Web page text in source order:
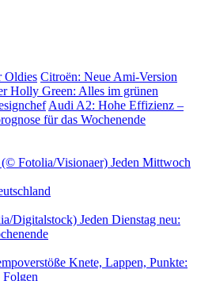
Oldies Citroën: Neue Ami-Version
Holly Green: Alles im grünen
Audi A2: Hohe Effizienz –
für das Wochenende
Jeden Mittwoch
Jeden Dienstag neu:
Knete, Lappen, Punkte: